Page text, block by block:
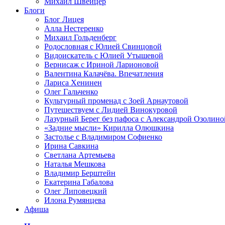
Блоги
Блог Лицея
Алла Нестеренко
Михаил Гольденберг
Родословная с Юлией Свинцовой
Видоискатель с Юлией Утышевой
Вернисаж с Ириной Ларионовой
Валентина Калачёва. Впечатления
Лариса Хенинен
Олег Гальченко
Культурный променад с Зоей Арнаутовой
Путешествуем с Лидией Винокуровой
Лазурный Берег без пафоса с Александрой
«Задние мысли» Кирилла Олюшкина
Застолье с Владимиром Софиенко
Ирина Савкина
Светлана Артемьева
Наталья Мешкова
Владимир Берштейн
Екатерина Габалова
Олег Липовецкий
Илона Румянцева
Афиша